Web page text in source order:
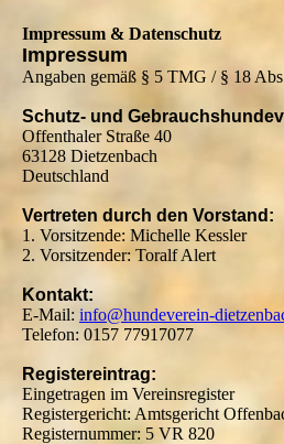
Impressum & Datenschutz
Impressum
Angaben gemäß § 5 TMG / § 18
Schutz- und
Offenthaler Straße 40
63128 Dietzenbach
Deutschland
Vertreten durch den Vorstand:
1. Vorsitzende: Michelle Kessler
2. Vorsitzender: Toralf Alert
Kontakt:
E-Mail: info@hundeverein-
Telefon: 0157 77917077
Registereintrag:
Eingetragen im Vereinsregister
Registergericht: Amtsgericht
Registernummer: 5 VR 820